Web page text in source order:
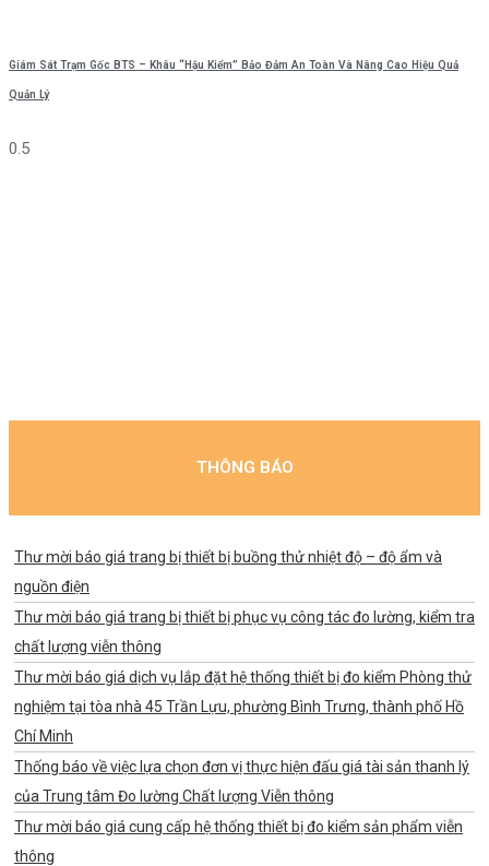
Giám Sát Trạm Gốc BTS – Khâu “Hậu Kiểm” Bảo Đảm An Toàn Và Nâng Cao Hiệu Quả
Quản Lý
THÔNG BÁO
Thư mời báo giá trang bị thiết bị buồng thử nhiệt độ – độ ẩm và
nguồn điện
Thư mời báo giá trang bị thiết bị phục vụ công tác đo lường, kiểm tra
chất lượng viễn thông
Thư mời báo giá dịch vụ lắp đặt hệ thống thiết bị đo kiểm Phòng thử
nghiệm tại tòa nhà 45 Trần Lựu, phường Bình Trưng, thành phố Hồ
Chí Minh
Thống báo về việc lựa chọn đơn vị thực hiện đấu giá tài sản thanh lý
của Trung tâm Đo lường Chất lượng Viễn thông
Thư mời báo giá cung cấp hệ thống thiết bị đo kiểm sản phẩm viễn
thông